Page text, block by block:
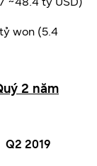
won (5.4
2 năm
Q2 2019